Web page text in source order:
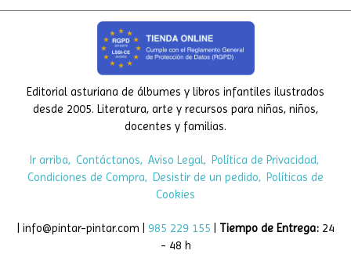
Editorial asturiana de álbumes y libros infantiles ilustrados
desde 2005. Literatura, arte y recursos para niñas, niños,
docentes y familias.
Ir arriba Contáctanos Aviso Legal Política de Privacidad
Condiciones de Compra
Desistir de un pedido
Políticas de
Cookies
| info@pintar-pintar.com | 985 229 155 Tiempo de Entrega: 24
- 48 h